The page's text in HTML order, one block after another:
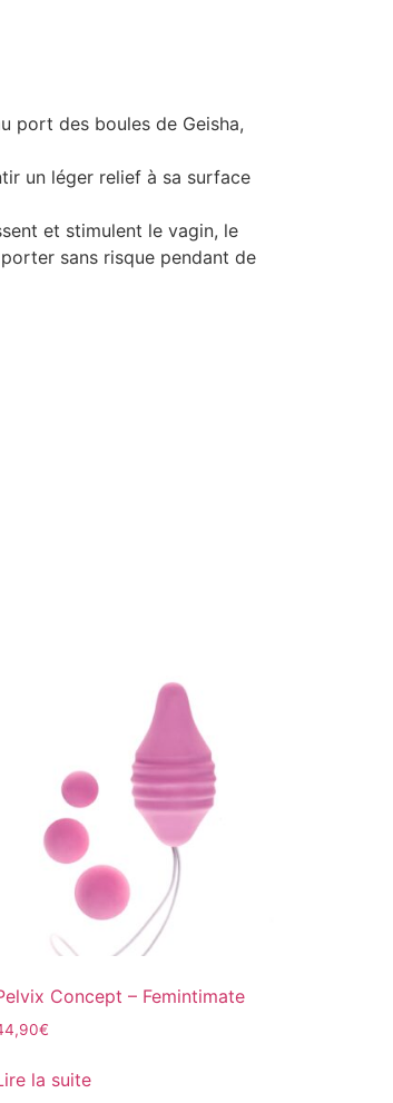
port des boules de Geisha,
un léger relief à sa surface
et stimulent le vagin, le
sans risque pendant de
Concept – Femintimate
€
la suite